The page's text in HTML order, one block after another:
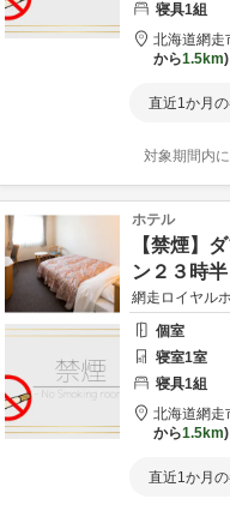
寝具1組
北海道網走
から1.5km
直近1か月
対象期間内
ホテル
【禁煙】
ン２３時
網走ロイヤル
個室
寝室1室
寝具1組
北海道網走
から1.5km
直近1か月